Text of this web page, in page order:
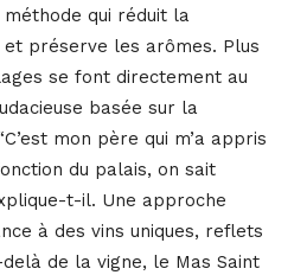
qui réduit la
et préserve les arômes. Plus
se font directement au
basée sur la
mon père qui m’a appris
du palais, on sait
t-il. Une approche
à des vins uniques, reflets
de la vigne, le Mas Saint